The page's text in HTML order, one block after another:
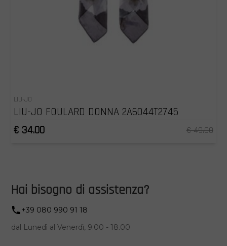
LIU-JO
LIU-JO FOULARD DONNA 2A6044T2745
€ 34.00
€ 49.00
Hai bisogno di assistenza?
+39 080 990 91 18
dal Lunedì al Venerdì, 9.00 - 18.00